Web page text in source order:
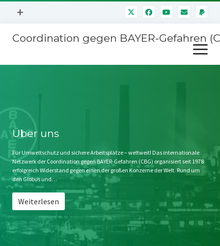
Menü
+
Mitmachen
Kontakt
Impressum
Störfälle
Coordination gegen BAYER-Gefahren
Menü
öffnen
Stichwort BAYER
Jahrestagung
SPENDEN
Über uns
Für Umweltschutz und sichere Arbeitsplätze – weltweit! Das internationale
Netzwerk der Coordination gegen BAYER-Gefahren (CBG) organisiert seit 1978
erfolgreich Widerstand gegen einen der großen Konzerne der Welt. Rund um
den Globus und…
Weiterlesen